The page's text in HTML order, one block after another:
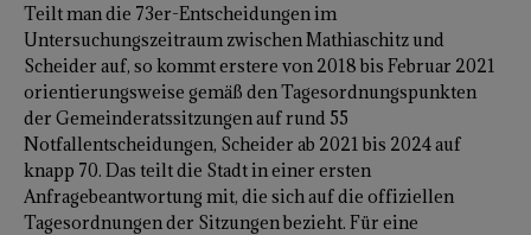
Teilt man die 73er-Entscheidungen im
Untersuchungszeitraum zwischen Mathiaschitz und
Scheider auf, so kommt erstere von 2018 bis Februar 2021
orientierungsweise gemäß den Tagesordnungspunkten
der Gemeinderatssitzungen auf rund 55
Notfallentscheidungen, Scheider ab 2021 bis 2024 auf
knapp 70. Das teilt die Stadt in einer ersten
Anfragebeantwortung mit, die sich auf die offiziellen
Tagesordnungen der Sitzungen bezieht. Für eine